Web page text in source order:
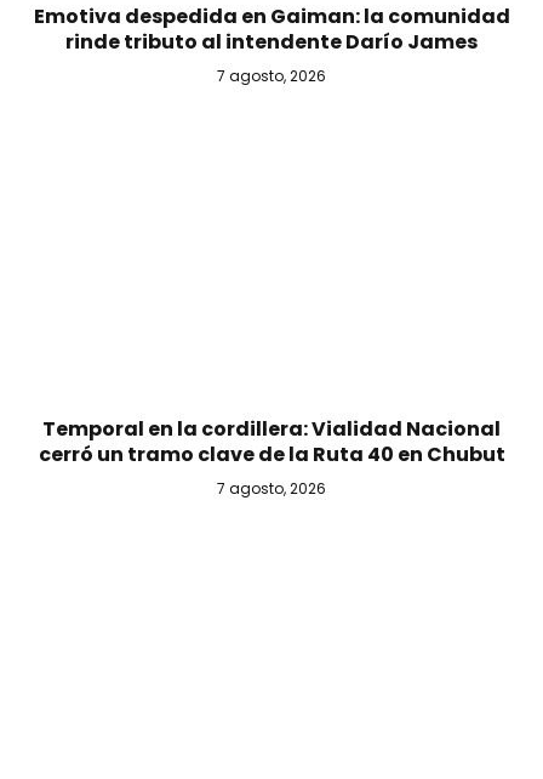
Emotiva despedida en Gaiman: la comunidad
rinde tributo al intendente Darío James
7 agosto, 2026
Temporal en la cordillera: Vialidad Nacional
cerró un tramo clave de la Ruta 40 en Chubut
7 agosto, 2026